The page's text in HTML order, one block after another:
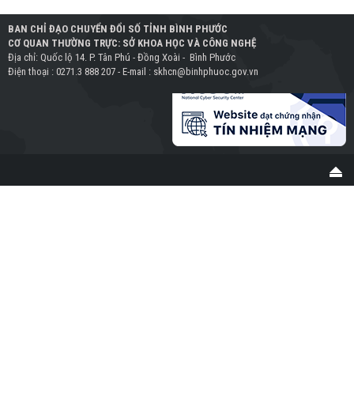
Phê duyệt Khung Chỉ số đổi mới sáng tạo cấp địa phương (PII) năm 2025
Thời gian đăng: 09/06/2025
lượt xem: 184 | lượt tải:67
147/NQ-CP
Ban hành Chiến lược tổng thể quốc gia phòng ngừa, ứng phó với các đe
dọa an ninh phi truyền thống đến năm 2030, tầm nhìn đến năm 2045
Hướng dẫn triển khai mô hình Trung tâm giám sát, điều hành thông minh
BAN CHỈ ĐẠO CHUYỂN ĐỔI SỐ TỈNH BÌNH PHƯỚC
CƠ QUAN THƯỜNG TRỰC: SỞ KHOA HỌC VÀ CÔNG NGHỆ
Địa chỉ: Quốc lộ 14. P. Tân Phú - Đồng Xoài - Bình Phước
Điện thoại : 0271.3 888 207 - E-mail : skhcn@binhphuoc.gov.vn